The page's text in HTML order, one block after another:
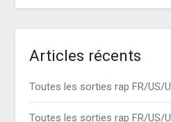
Articles récents
Toutes les sorties rap FR/US/
Toutes les sorties rap FR/US/